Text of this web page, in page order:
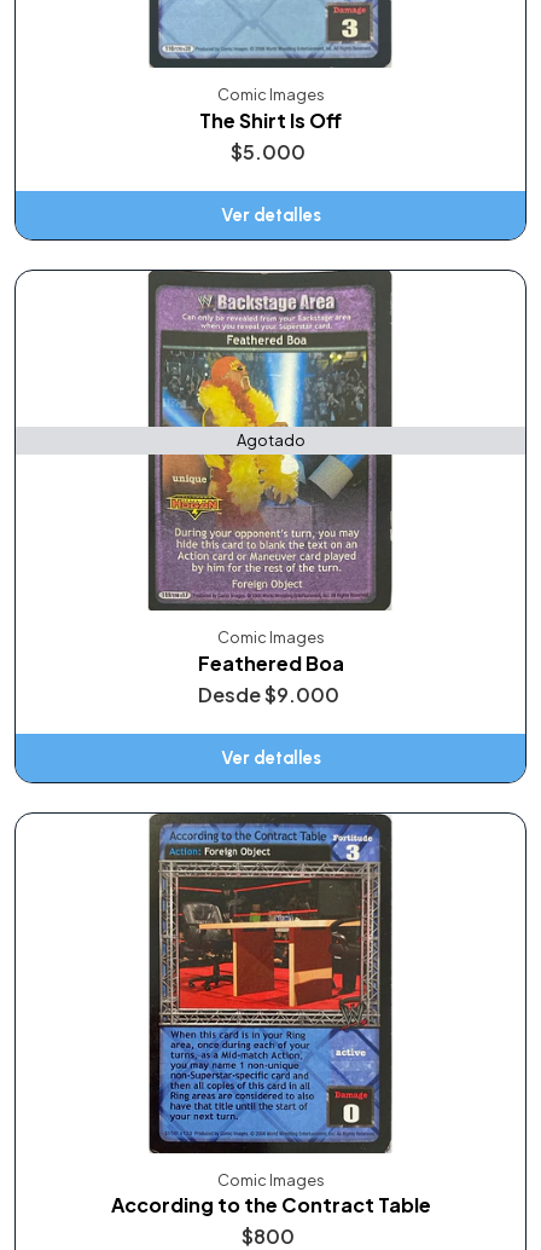
Comic Images
The Shirt Is Off
$5.000
Ver detalles
Agotado
Comic Images
Feathered Boa
Desde$9.000
Ver detalles
Comic Images
According to the Contract Table
$800